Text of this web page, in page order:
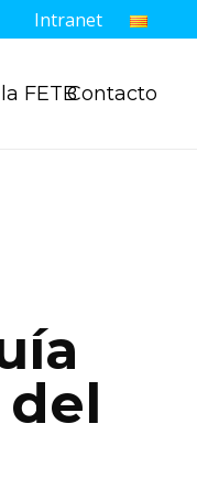
Intranet
FETBContacto